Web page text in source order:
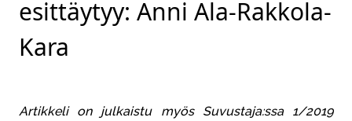
esittäytyy: Anni Ala-Rakkola-
Kara
Artikkeli on julkaistu myös Suvustaja:ssa 1/2019